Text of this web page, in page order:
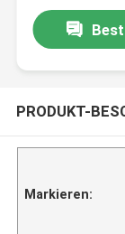
PRODUKT-
Markieren: